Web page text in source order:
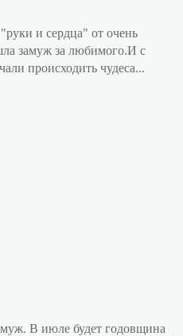
и сердца" от очень
замуж за любимого.И с
происходить чудеса...
В июле будет годовщина